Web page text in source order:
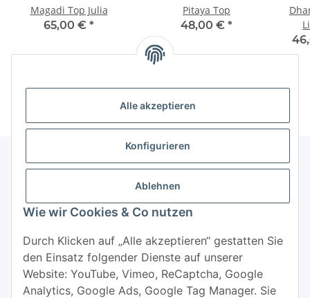
Alle akzeptieren
Konfigurieren
Ablehnen
Wie wir Cookies & Co nutzen
Durch Klicken auf „Alle akzeptieren“ gestatten Sie
den Einsatz folgender Dienste auf unserer
Website: YouTube, Vimeo, ReCaptcha, Google
Analytics, Google Ads, Google Tag Manager. Sie
Magadi Top Julia
65,00 € *
Pitaya Top
48,00 € *
Informationen
Mehr über